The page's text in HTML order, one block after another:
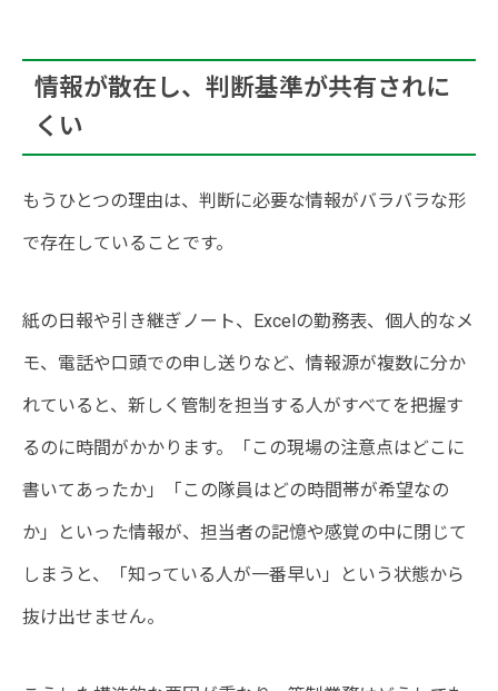
情報が散在し、判断基準が共有されに
くい
もうひとつの理由は、判断に必要な情報がバラバラな形
で存在していることです。
紙の日報や引き継ぎノート、Excelの勤務表、個人的なメ
モ、電話や口頭での申し送りなど、情報源が複数に分か
れていると、新しく管制を担当する人がすべてを把握す
るのに時間がかかります。「この現場の注意点はどこに
書いてあったか」「この隊員はどの時間帯が希望なの
か」といった情報が、担当者の記憶や感覚の中に閉じて
しまうと、「知っている人が一番早い」という状態から
抜け出せません。